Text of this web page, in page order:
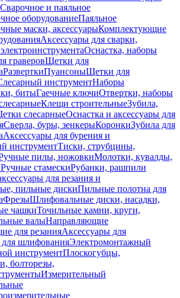
Сварочное и паяльное
оборудованиеПаяльное
маски, аксессуарыКомплектующие
Аксессуары для сварки,
Оснастка, наборы
граверовЩетки для
РазверткиПуансоныЩетки для
инструментНаборы
битыГаечные ключиОтвертки, наборы
Клещи строительныеЗубила,
слесарныеОснастка и аксессуары для
Сверла, буры, зенкерыКоронкиЗубила для
Аксессуары для бурения и
инструментТиски, струбцины,
пилы, ножовкиМолотки, кувалды,
Ручные стамескиРубанки, рашпили
для резания и
пильные дискиПильные полотна для
ФрезыШлифовальные диски, насадки,
чашкиТочильные камни, круги,
валыНаправляющие
для резанияАксессуары для
для шлифованияЭлектромонтажный
инструментПлоскогубцы,
болторезы,
Измерительный